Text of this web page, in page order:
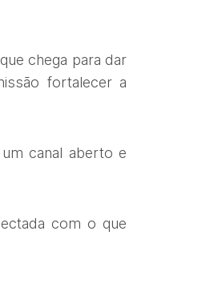
chega para dar
fortalecer a
canal aberto e
com o que